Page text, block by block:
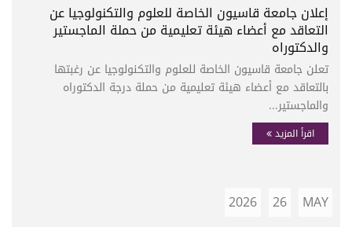
إعلان جامعة قاسيون الخاصة للعلوم والتكنولوجيا عن
التعاقد مع أعضاء هيئة تعليمية من حملة الماجستير
والدكتوراه
تعلن جامعة قاسيون الخاصة للعلوم والتكنولوجيا عن رغبتها
بالتعاقد مع أعضاء هيئة تعليمية من حملة درجة الدكتوراه
والماجستير...
اقرأ المزيد
MAY
26
2026